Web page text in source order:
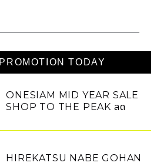
TODAY
ONESIAM MID YEAR SALE
SHOP TO THE PEAK ลด
ล้านบาท
HIREKATSU NABE GOHAN